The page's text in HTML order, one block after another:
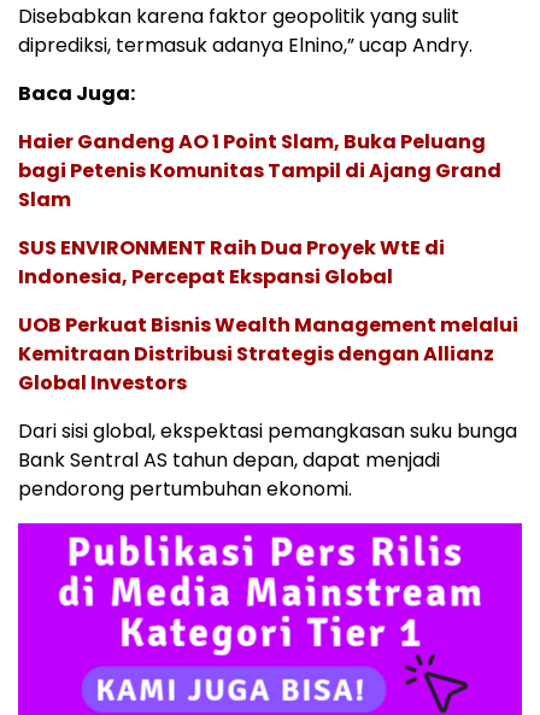
Disebabkan karena faktor geopolitik yang sulit
diprediksi, termasuk adanya Elnino,” ucap Andry.
Baca Juga:
Haier Gandeng AO 1 Point Slam, Buka Peluang
bagi Petenis Komunitas Tampil di Ajang Grand
Slam
SUS ENVIRONMENT Raih Dua Proyek WtE di
Indonesia, Percepat Ekspansi Global
UOB Perkuat Bisnis Wealth Management melalui
Kemitraan Distribusi Strategis dengan Allianz
Global Investors
Dari sisi global, ekspektasi pemangkasan suku bunga
Bank Sentral AS tahun depan, dapat menjadi
pendorong pertumbuhan ekonomi.